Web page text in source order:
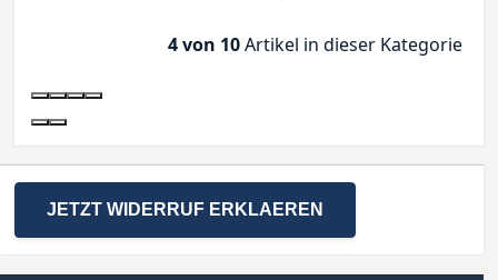
4 von 10Artikel in dieser Kategorie
JETZT WIDERRUF ERKLAEREN